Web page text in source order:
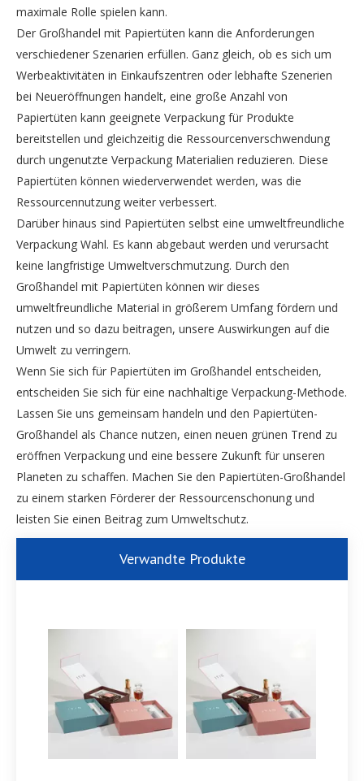
maximale Rolle spielen kann.
Der Großhandel mit Papiertüten kann die Anforderungen
verschiedener Szenarien erfüllen. Ganz gleich, ob es sich um
Werbeaktivitäten in Einkaufszentren oder lebhafte Szenerien
bei Neueröffnungen handelt, eine große Anzahl von
Papiertüten kann geeignete Verpackung für Produkte
bereitstellen und gleichzeitig die Ressourcenverschwendung
durch ungenutzte Verpackung Materialien reduzieren. Diese
Papiertüten können wiederverwendet werden, was die
Ressourcennutzung weiter verbessert.
Darüber hinaus sind Papiertüten selbst eine umweltfreundliche
Verpackung Wahl. Es kann abgebaut werden und verursacht
keine langfristige Umweltverschmutzung. Durch den
Großhandel mit Papiertüten können wir dieses
umweltfreundliche Material in größerem Umfang fördern und
nutzen und so dazu beitragen, unsere Auswirkungen auf die
Umwelt zu verringern.
Wenn Sie sich für Papiertüten im Großhandel entscheiden,
entscheiden Sie sich für eine nachhaltige Verpackung-Methode.
Lassen Sie uns gemeinsam handeln und den Papiertüten-
Großhandel als Chance nutzen, einen neuen grünen Trend zu
eröffnen Verpackung und eine bessere Zukunft für unseren
Planeten zu schaffen. Machen Sie den Papiertüten-Großhandel
zu einem starken Förderer der Ressourcenschonung und
leisten Sie einen Beitrag zum Umweltschutz.
Verwandte Produkte